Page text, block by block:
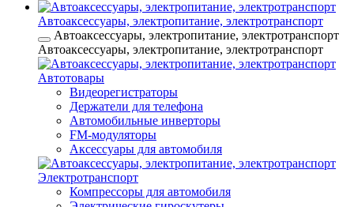
Автоаксессуары, электропитание, электротранспорт
Автоаксессуары, электропитание, электротранспорт
Автоаксессуары, электропитание, электротранспорт
Автотовары
Видеорегистраторы
Держатели для телефона
Автомобильные инверторы
FM-модуляторы
Аксессуары для автомобиля
Электротранспорт
Компрессоры для автомобиля